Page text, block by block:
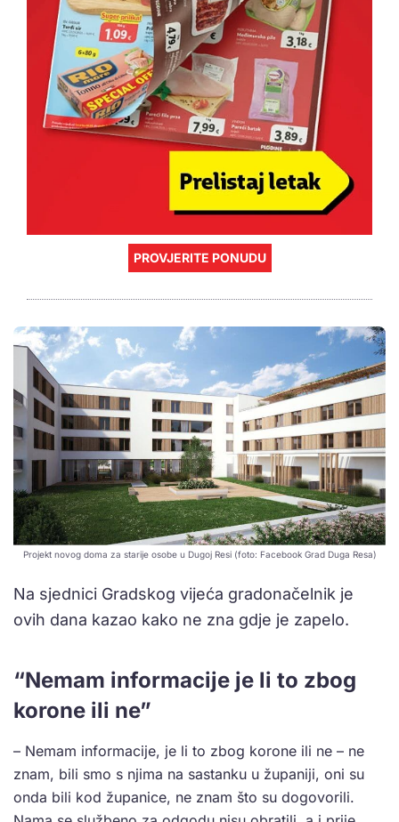
PROVJERITE PONUDU
Projekt novog doma za starije osobe u Dugoj Resi (foto: Facebook Grad Duga Resa)
Na sjednici Gradskog vijeća gradonačelnik je
ovih dana kazao kako ne zna gdje je zapelo.
“Nemam informacije je li to zbog
korone ili ne”
– Nemam informacije, je li to zbog korone ili ne – ne
znam, bili smo s njima na sastanku u županiji, oni su
onda bili kod županice, ne znam što su dogovorili.